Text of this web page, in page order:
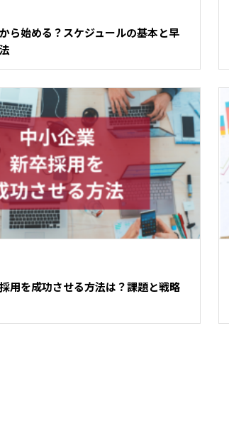
ら始める？スケジュールの基本と早
用を成功させる方法は？課題と戦略